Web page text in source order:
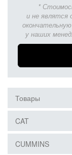
*
и не являтся
у наших
Товары
CAT
CUMMINS